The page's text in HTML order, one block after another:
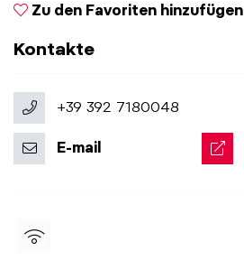
Zu den Favoriten hinzufügen
Kontakte
+39 392 7180048
E-mail